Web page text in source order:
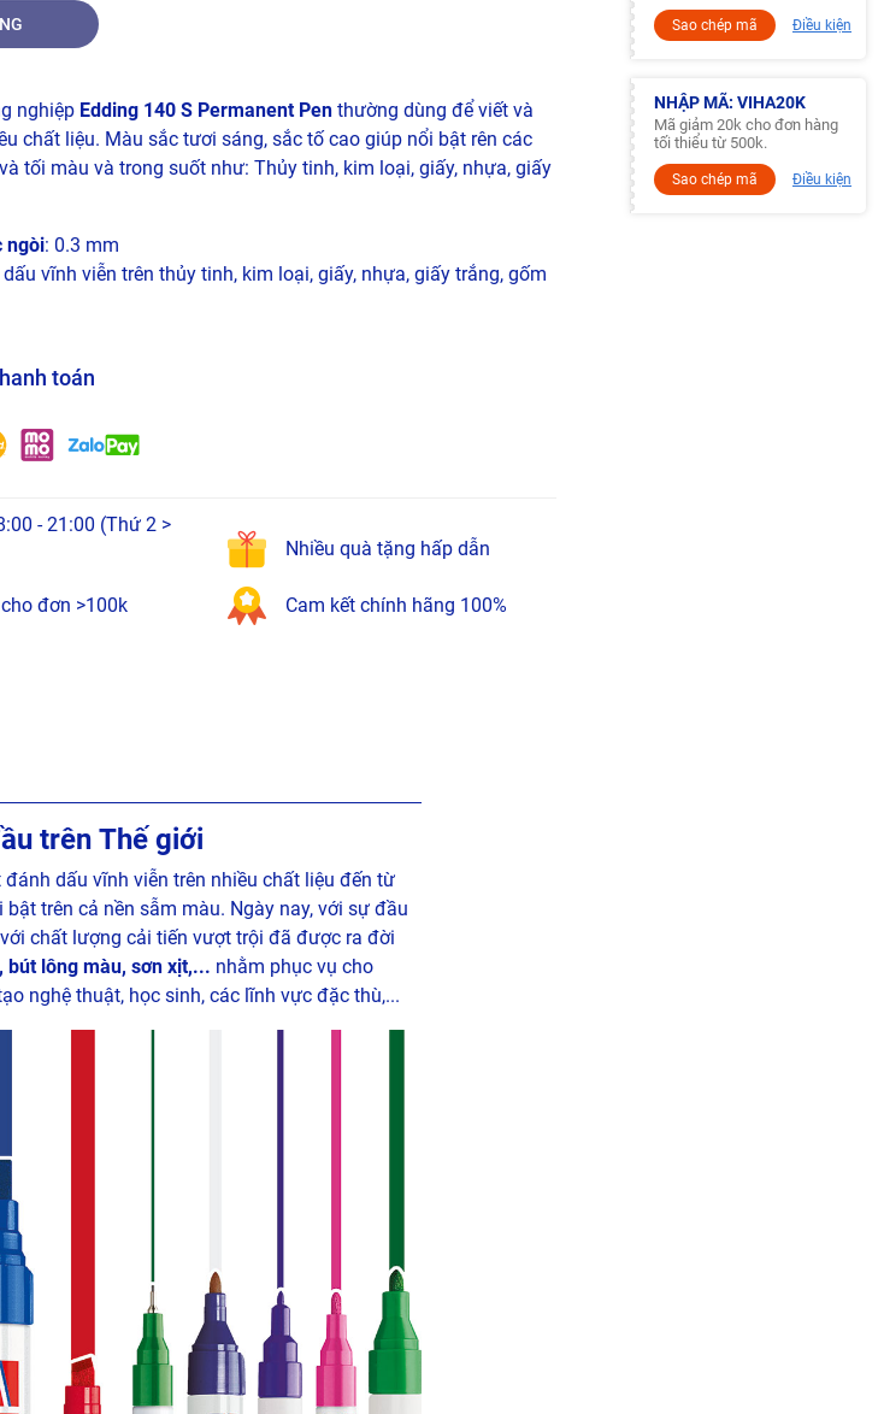
nghiệp Edding 140 S Permanent Pen thường dùng để viết và
chất liệu. Màu sắc tươi sáng, sắc tố cao giúp nổi bật rên các
tối màu và trong suốt như: Thủy tinh, kim loại, giấy, nhựa, giấy
ngòi: 0.3 mm
vĩnh viễn trên thủy tinh, kim loại, giấy, nhựa, giấy trắng, gốm
toán
- 21:00 (Thứ 2 >
Nhiều quà tặng hấp dẫn
đơn >100k Cam kết chính hãng 100%
Sao chép mã Điều kiện
NHẬP MÃ: VIHA20K
Mã giảm 20k cho đơn hàng
tối thiểu từ 500k.
Sao chép mã Điều kiện
trên Thế giới
dấu vĩnh viễn trên nhiều chất liệu đến từ
trên cả nền sẫm màu. Ngày nay, với sự đầu
chất lượng cải tiến vượt trội đã được ra đời
bút lông màu, sơn xịt,... nhằm phục vụ cho
nghệ thuật, học sinh, các lĩnh vực đặc thù,...